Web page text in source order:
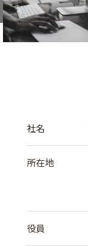
社名
所在地
役員